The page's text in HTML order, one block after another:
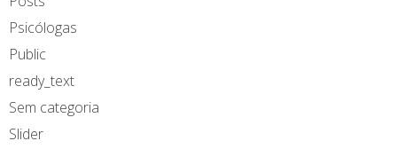
Psicólogas
Public
ready_text
Sem categoria
Slider